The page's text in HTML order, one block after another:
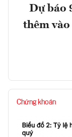
Dự báo
thêm
Chứng khoán